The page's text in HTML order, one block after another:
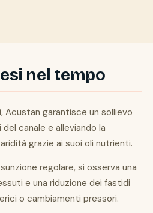
nel tempo
Acustan garantisce un sollievo
canale e alleviando la
grazie ai suoi oli nutrienti.
regolare, si osserva una
e una riduzione dei fastidi
o cambiamenti pressori.